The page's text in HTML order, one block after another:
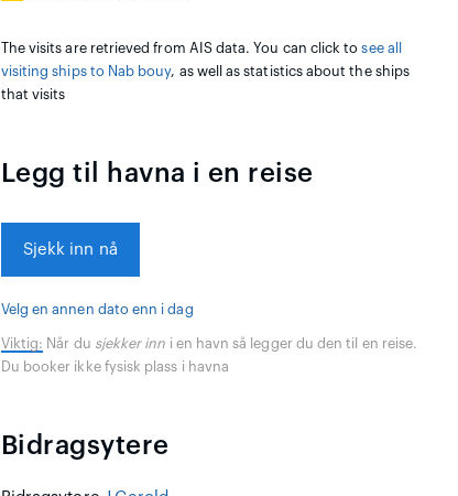
The visits are retrieved from AIS data. You can click tosee all
visiting ships to Nab bouy, as well as statistics about the ships
that visits
Legg til havna i en reise
Sjekk inn nå
Velg en annen dato enn i dag
Viktig: Når du sjekker inn i en havn så legger du den til en reise.
Du booker ikke fysisk plass i havna
Bidragsytere